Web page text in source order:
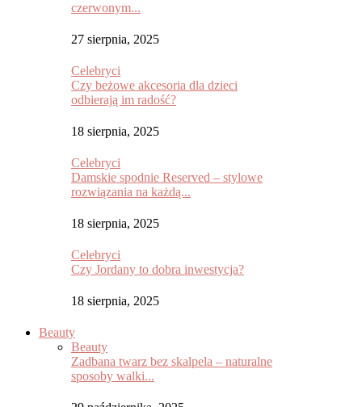
czerwonym...
27 sierpnia, 2025
Celebryci
Czy beżowe akcesoria dla dzieci
odbierają im radość?
18 sierpnia, 2025
Celebryci
Damskie spodnie Reserved – stylowe
rozwiązania na każdą...
18 sierpnia, 2025
Celebryci
Czy Jordany to dobra inwestycja?
18 sierpnia, 2025
Beauty
Beauty
Zadbana twarz bez skalpela – naturalne
sposoby walki...